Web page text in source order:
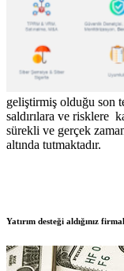
geliştirmiş olduğu son
saldırılara ve risklere
sürekli ve gerçek
altında tutmaktadır.
Yatırım desteği aldığınız